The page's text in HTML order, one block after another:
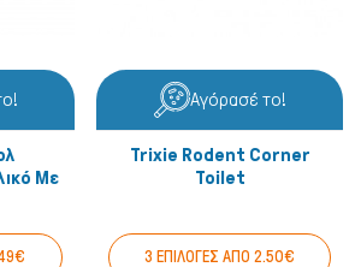
Με
Αγόρασέ το!
Trixie Rodent Corner
Toilet
3 ΕΠΙΛΟΓΕΣ ΑΠΟ 2.50€